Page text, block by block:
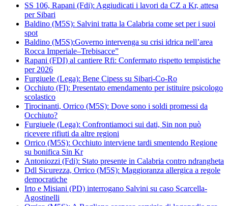
SS 106, Rapani (Fdi): Aggiudicati i lavori da CZ a Kr, attesa
per Sibari
Baldino (M5S): Salvini tratta la Calabria come set per i suoi
spot
Baldino (M5S):Governo intervenga su crisi idrica nell’area
Rocca Imperiale–Trebisacce”
Rapani (FDI) al cantiere Rfi: Confermato rispetto tempistiche
per 2026
Furgiuele (Lega): Bene Cipess su Sibari-Co-Ro
Occhiuto (FI): Presentato emendamento per istituire psicologo
scolastico
Tirocinanti, Orrico (M5S): Dove sono i soldi promessi da
Occhiuto?
Furgiuele (Lega): Confrontiamoci sui dati, Sin non può
ricevere rifiuti da altre regioni
Orrico (M5S): Occhiuto interviene tardi smentendo Regione
su bonifica Sin Kr
Antoniozzi (Fdi): Stato presente in Calabria contro ndrangheta
Ddl Sicurezza, Orrico (M5S): Maggioranza allergica a regole
democratiche
Irto e Misiani (PD) interrogano Salvini su caso Scarcella-
Agostinelli